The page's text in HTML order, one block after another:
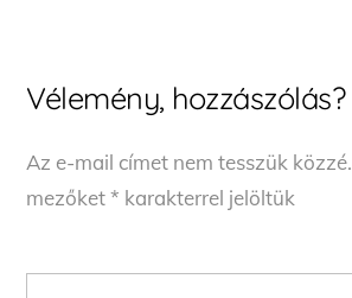
Vélemény, hozzászólás?
Az e-mail címet nem tesszük közzé.
mezőket* karakterrel jelöltük